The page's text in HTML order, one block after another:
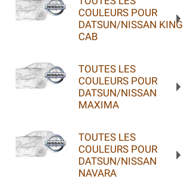
COULEURS POUR
DATSUN/NISSAN KING
CAB
TOUTES LES
COULEURS POUR
DATSUN/NISSAN
MAXIMA
TOUTES LES
COULEURS POUR
DATSUN/NISSAN
NAVARA